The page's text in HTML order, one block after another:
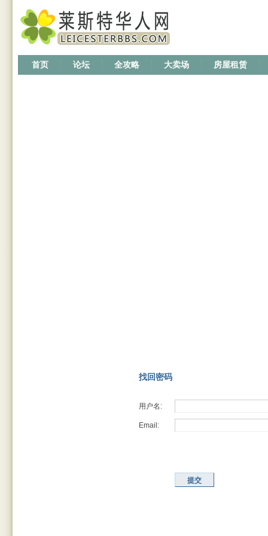
首页 论坛 全攻略 大卖场 房屋租赁
找回密码
用户名:
Email:
提交